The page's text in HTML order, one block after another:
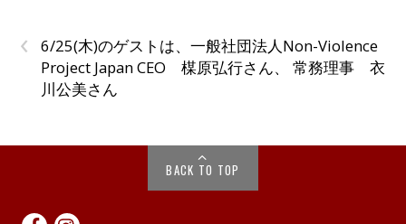
‹
6/25(木)のゲストは、一般社団法人Non-Violence
Project Japan CEO 楳原弘行さん、 常務理事 衣
川公美さん
BACK TO TOP